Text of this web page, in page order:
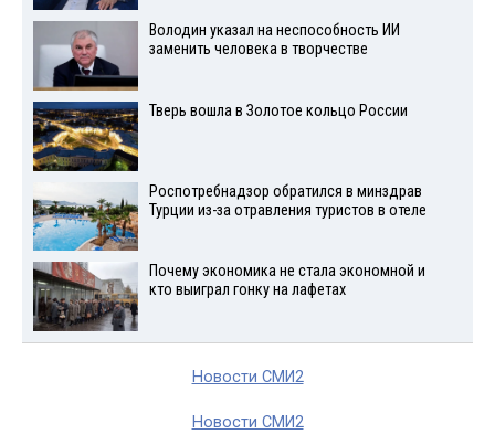
Володин указал на неспособность ИИ
заменить человека в творчестве
Тверь вошла в Золотое кольцо России
Роспотребнадзор обратился в минздрав
Турции из-за отравления туристов в отеле
Почему экономика не стала экономной и
кто выиграл гонку на лафетах
Новости СМИ2
Новости СМИ2